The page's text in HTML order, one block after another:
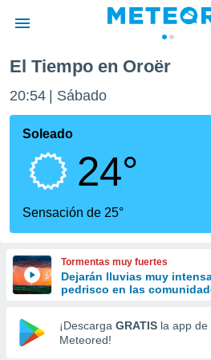
de
por
que se
calidad.
a este
las
y
forma
digital
basada
El Tiempo en Oroër
20:54 Sábado
Soleado
24°
Sensación de 25°
Tormentas muy fuertes
Dejarán lluvias muy
pedrisco en las
¡Descarga GRATIS la app de
Meteored!